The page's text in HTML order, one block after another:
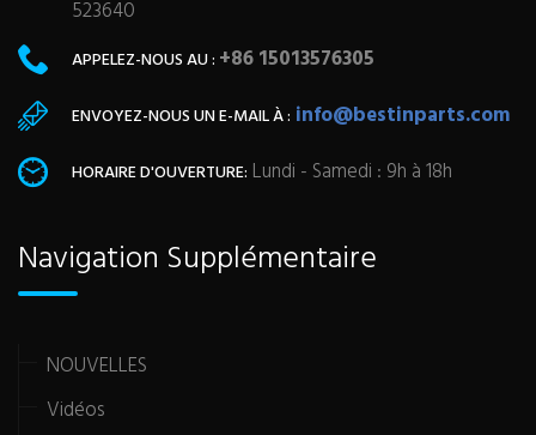
523640
APPELEZ-NOUS AU : +86 15013576305
ENVOYEZ-NOUS UN E-MAIL À : info@bestinparts.com
HORAIRE D'OUVERTURE: Lundi - Samedi : 9h à 18h
Navigation Supplémentaire
NOUVELLES
Vidéos